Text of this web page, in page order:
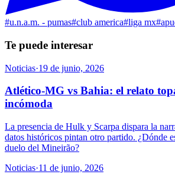
#u.n.a.m. - pumas#club america#liga mx#
Te puede interesar
Noticias·19 de junio, 2026
Atlético-MG vs Bahia: el relato
incómoda
La presencia de Hulk y Scarpa dispara la
datos históricos pintan otro partido. ¿Dónde
duelo del Mineirão?
Noticias·11 de junio, 2026